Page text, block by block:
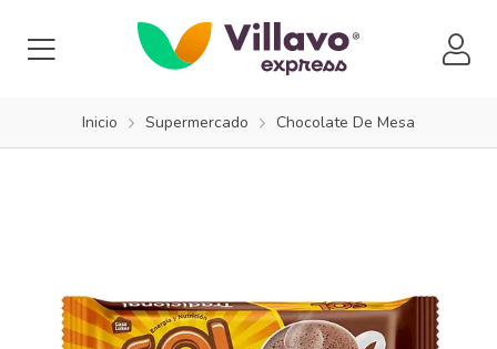
Inicio Supermercado Chocolate De Mesa